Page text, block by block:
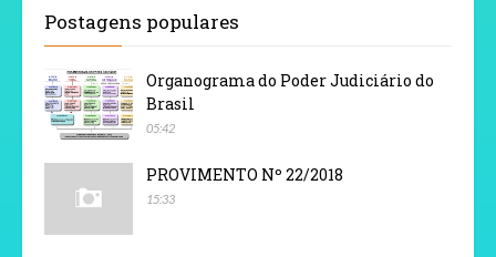
Postagens populares
Organograma do Poder Judiciário do
Brasil
05:42
PROVIMENTO Nº 22/2018
15:33